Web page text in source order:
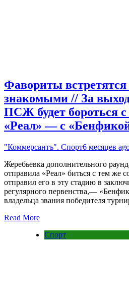
Фавориты
знакомыми // За
ПСЖ будет бороться
«Реал» — с
"Коммерсантъ". Спорт6 месяцев
Жеребьевка дополнительного
отправила «Реал» биться с тем же
отправил его в эту стадию в
регулярного первенства,—
владельца звания победителя
Read More
Спорт